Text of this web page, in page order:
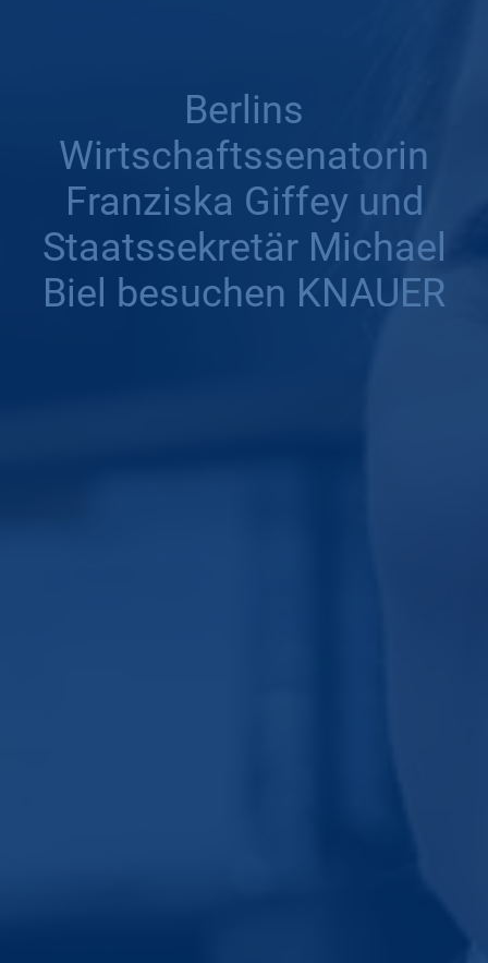
Berlins
Wirtschaftssenatorin
Franziska Giffey und
Staatssekretär Michael
Biel besuchen KNAUER